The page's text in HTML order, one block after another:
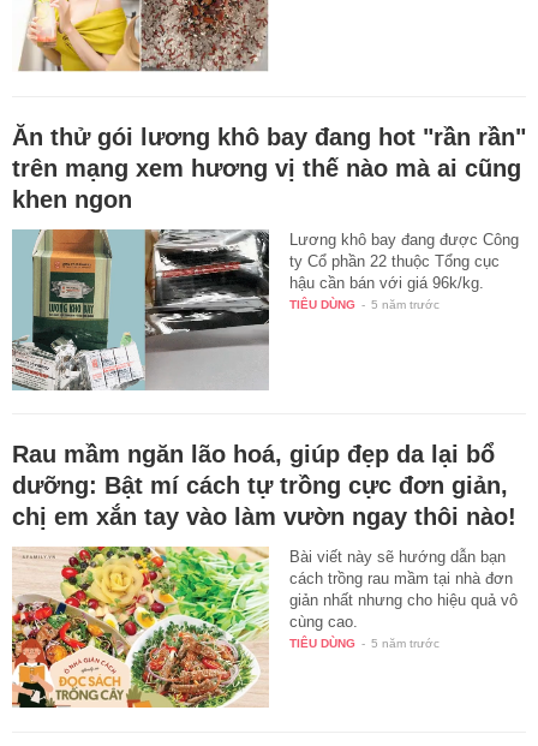
Ăn thử gói lương khô bay đang hot "rần rần"
trên mạng xem hương vị thế nào mà ai cũng
khen ngon
Lương khô bay đang được Công
ty Cổ phần 22 thuộc Tổng cục
hậu cần bán với giá 96k/kg.
TIÊU DÙNG - 5 năm trước
Rau mầm ngăn lão hoá, giúp đẹp da lại bổ
dưỡng: Bật mí cách tự trồng cực đơn giản,
chị em xắn tay vào làm vườn ngay thôi nào!
Bài viết này sẽ hướng dẫn bạn
cách trồng rau mầm tại nhà đơn
giản nhất nhưng cho hiệu quả vô
cùng cao.
TIÊU DÙNG - 5 năm trước